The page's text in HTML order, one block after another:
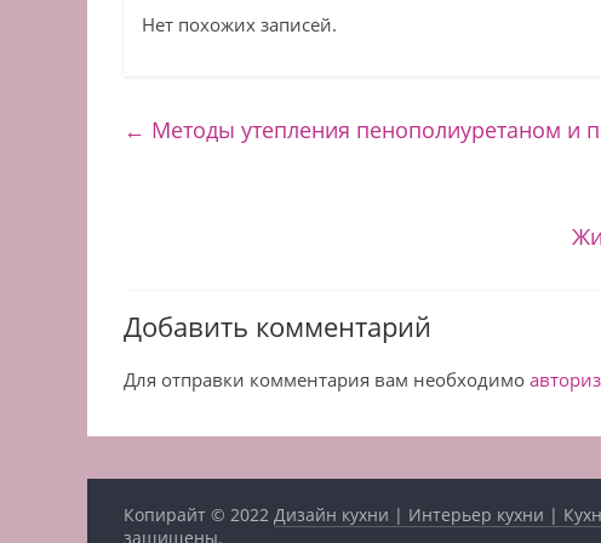
Нет похожих записей.
← Методы утепления пенополиуретаном и
Добавить комментарий
Для отправки комментария вам необходимо
Копирайт © 2022 Дизайн кухни | Интерьер кухни |
защищены.